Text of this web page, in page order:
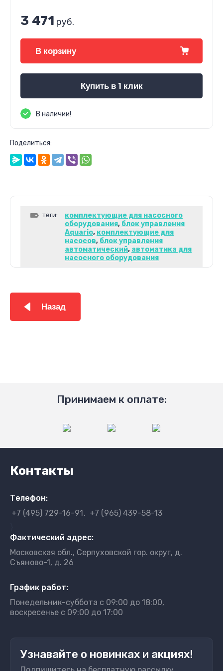
3 471 руб.
В корзину
Купить в 1 клик
В наличии!
Поделиться:
теги:
комплектующие для насосного
оборудования, блок управления
Aquario, комплектующие для
насосов, блок управления
автоматический, автоматика для
насосного оборудования
Назад
Принимаем к оплате:
Контакты
Телефон:
+7 (495) 729-16-91
+7 (965) 439-58-13
Фактический адрес:
Московская обл., Серпуховской гор. округ, д.
Съяново-1, д. 26
График работ:
Понедельник-суббота с 09:00 до 18:00,
воскресенье с 09:00 до 17:00
Узнавайте о новинках и акциях!